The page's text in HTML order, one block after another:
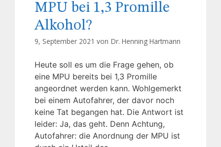
MPU bei 1,3 Promille
Alkohol?
9, September 2021 von Dr. Henning Hartmann
Heute soll es um die Frage gehen, ob
eine MPU bereits bei 1,3 Promille
angeordnet werden kann. Wohlgemerkt
bei einem Autofahrer, der davor noch
keine Tat begangen hat. Die Antwort ist
leider: Ja, das geht. Denn Achtung,
Autofahrer: die Anordnung der MPU ist